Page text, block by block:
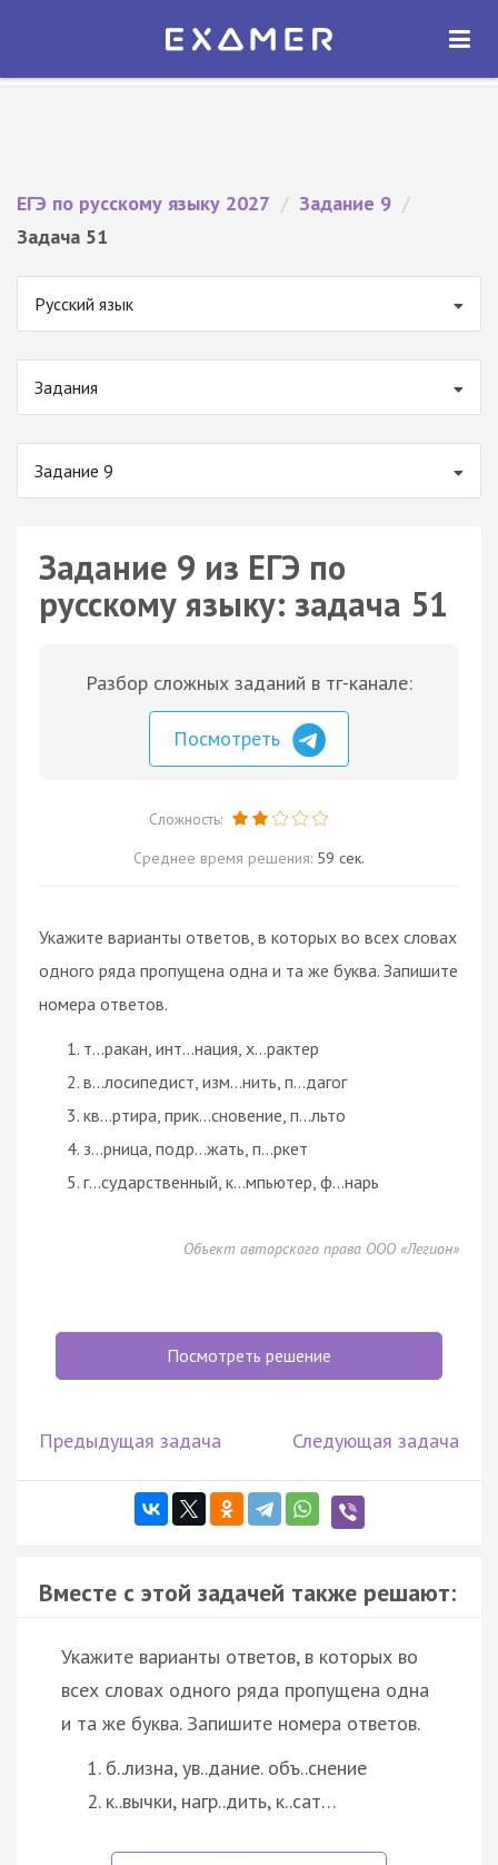
Экзамер — ЕГЭ 2027
ОТКРЫТЬ
ЕГЭ по русскому языку 2027 / Задание 9 /
Задача 51
Русский язык
Задания
Задание 9
Задание 9 из ЕГЭ по
русскому языку: задача 51
Разбор сложных заданий в тг-канале:
Посмотреть
Сложность:
Среднее время решения: 59 сек.
Укажите варианты ответов, в которых во всех словах
одного ряда пропущена одна и та же буква. Запишите
номера ответов.
т...ракан, инт...нация, х...рактер
в...лосипедист, изм...нить, п...дагог
кв...ртира, прик...сновение, п...льто
з...рница, подр...жать, п...ркет
г...сударственный, к...мпьютер, ф...нарь
Объект авторского права ООО «Легион»
Посмотреть решение
Предыдущая задача Следующая задача
Вместе с этой задачей также решают:
Укажите варианты ответов, в которых во
всех словах одного ряда пропущена одна
и та же буква. Запишите номера ответов.
б..лизна, ув..дание. объ..снение
к..вычки, нагр..дить, к..сат…